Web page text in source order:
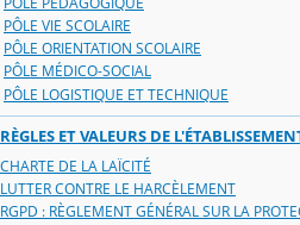
PÔLE VIE SCOLAIRE
PÔLE ORIENTATION SCOLAIRE
PÔLE MÉDICO-SOCIAL
PÔLE LOGISTIQUE ET TECHNIQUE
RÈGLES ET VALEURS DE
CHARTE DE LA LAÏCITÉ
LUTTER CONTRE LE HARCÈLEMENT
RGPD : RÈGLEMENT GÉNÉRAL SUR LA